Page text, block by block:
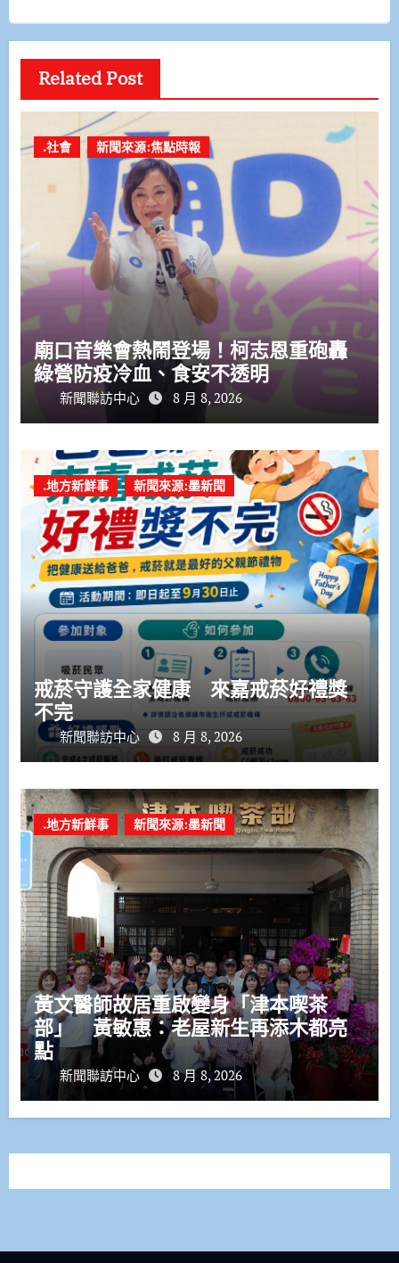
Related Post
.社會 新聞來源:焦點時報
廟口音樂會熱鬧登場！柯志恩重砲轟
綠營防疫冷血、食安不透明
新聞聯訪中心 8 月 8, 2026
.地方新鮮事 新聞來源:墨新聞
戒菸守護全家健康 來嘉戒菸好禮獎
不完
新聞聯訪中心 8 月 8, 2026
.地方新鮮事 新聞來源:墨新聞
黃文醫師故居重啟變身「津本喫茶
部」 黃敏惠：老屋新生再添木都亮
點
新聞聯訪中心 8 月 8, 2026